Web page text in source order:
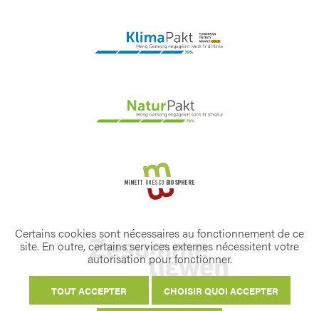
Certains cookies sont nécessaires au fonctionnement de ce
site. En outre, certains services externes nécessitent votre
autorisation pour fonctionner.
TOUT ACCEPTER CHOISIR QUOI ACCEPTER